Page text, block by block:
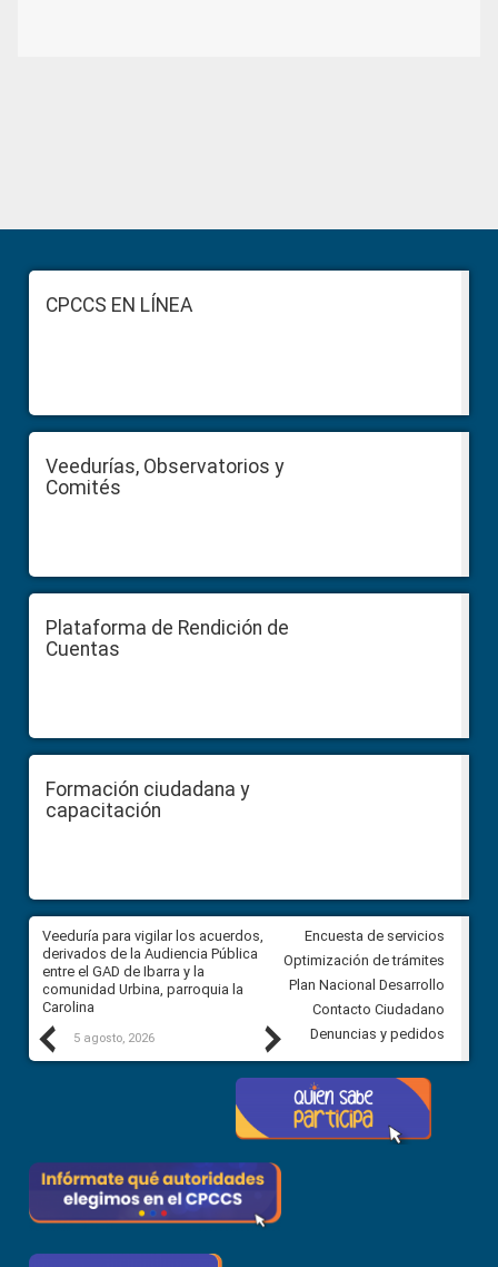
Sidebar
FooterCPCCS EN LÍNEA
Veedurías, Observatorios y
Comités
Plataforma de Rendición de
Cuentas
Formación ciudadana y
capacitación
Previous
Veeduría para vigilar los acuerdos,
derivados de la Audiencia Pública
entre el GAD de Ibarra y la
comunidad Urbina, parroquia la
Carolina
5 agosto, 2026
CPCCS convoca a Veeduría
Ciudadana para vigilar el
5 agosto, 2026
Next
Encuesta de servicios
Optimización de trámites
Plan Nacional Desarrollo
Contacto Ciudadano
Denuncias y pedidos